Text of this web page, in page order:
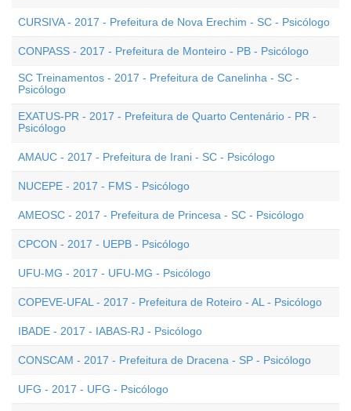
CURSIVA - 2017 - Prefeitura de Nova Erechim - SC - Psicólogo
CONPASS - 2017 - Prefeitura de Monteiro - PB - Psicólogo
SC Treinamentos - 2017 - Prefeitura de Canelinha - SC -
Psicólogo
EXATUS-PR - 2017 - Prefeitura de Quarto Centenário - PR -
Psicólogo
AMAUC - 2017 - Prefeitura de Irani - SC - Psicólogo
NUCEPE - 2017 - FMS - Psicólogo
AMEOSC - 2017 - Prefeitura de Princesa - SC - Psicólogo
CPCON - 2017 - UEPB - Psicólogo
UFU-MG - 2017 - UFU-MG - Psicólogo
COPEVE-UFAL - 2017 - Prefeitura de Roteiro - AL - Psicólogo
IBADE - 2017 - IABAS-RJ - Psicólogo
CONSCAM - 2017 - Prefeitura de Dracena - SP - Psicólogo
UFG - 2017 - UFG - Psicólogo